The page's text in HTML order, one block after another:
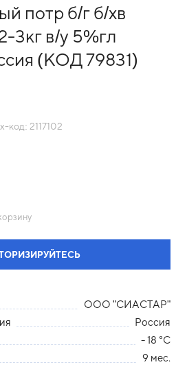
потр б/г б/хв
3кг в/у 5%гл
(КОД 79831)
код: 2117102
ООО "СИАСТАР"
Россия
- 18 °С
9 мес.